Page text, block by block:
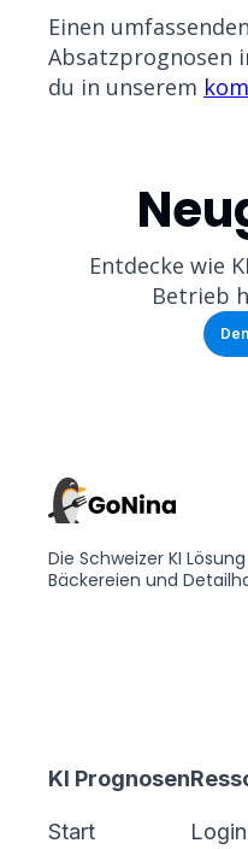
Einen
Absatzprognosen
du in unserem
Entdecke wie
Betrieb
Die Schweizer KI
Bäckereien und
KI Prognosen
Start Login